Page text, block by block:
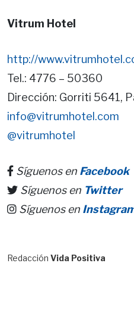
Vitrum Hotel
http://
Tel.: 4776 – 50360
Dirección: Gorriti 5641,
info@vitrumhotel.com
@vitrumhotel
Síguenos en Facebook
Síguenos en Twitter
Síguenos en
Redacción Vida Positiva